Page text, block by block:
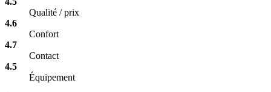
Qualité / prix
4.6
Confort
4.7
Contact
4.5
Équipement